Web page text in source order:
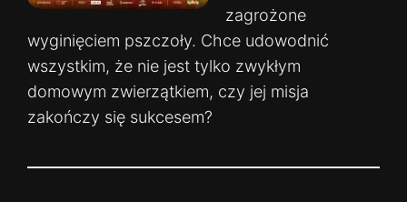
zagrożone
wyginięciem pszczoły. Chce udowodnić
wszystkim, że nie jest tylko zwykłym
domowym zwierzątkiem, czy jej misja
zakończy się sukcesem?